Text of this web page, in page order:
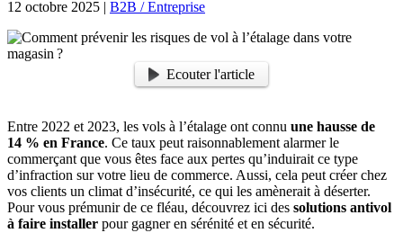
12 octobre 2025 | B2B / Entreprise
Ecouter l'article
Entre 2022 et 2023, les vols à l’étalage ont connu une hausse de
14 % en France. Ce taux peut raisonnablement alarmer le
commerçant que vous êtes face aux pertes qu’induirait ce type
d’infraction sur votre lieu de commerce. Aussi, cela peut créer chez
vos clients un climat d’insécurité, ce qui les amènerait à déserter.
Pour vous prémunir de ce fléau, découvrez ici des solutions antivol
à faire installer pour gagner en sérénité et en sécurité.